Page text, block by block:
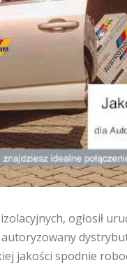
ogłosił
jakości spodnie